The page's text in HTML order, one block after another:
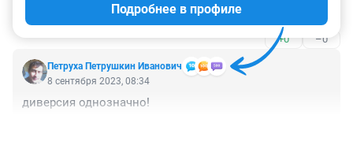
отравление шурмой не имеет национальности
+0 –0
Петруха Петрушкин Иванович
Подробнее в профиле
8 сентября 2023, 08:34
диверсия однозначно!